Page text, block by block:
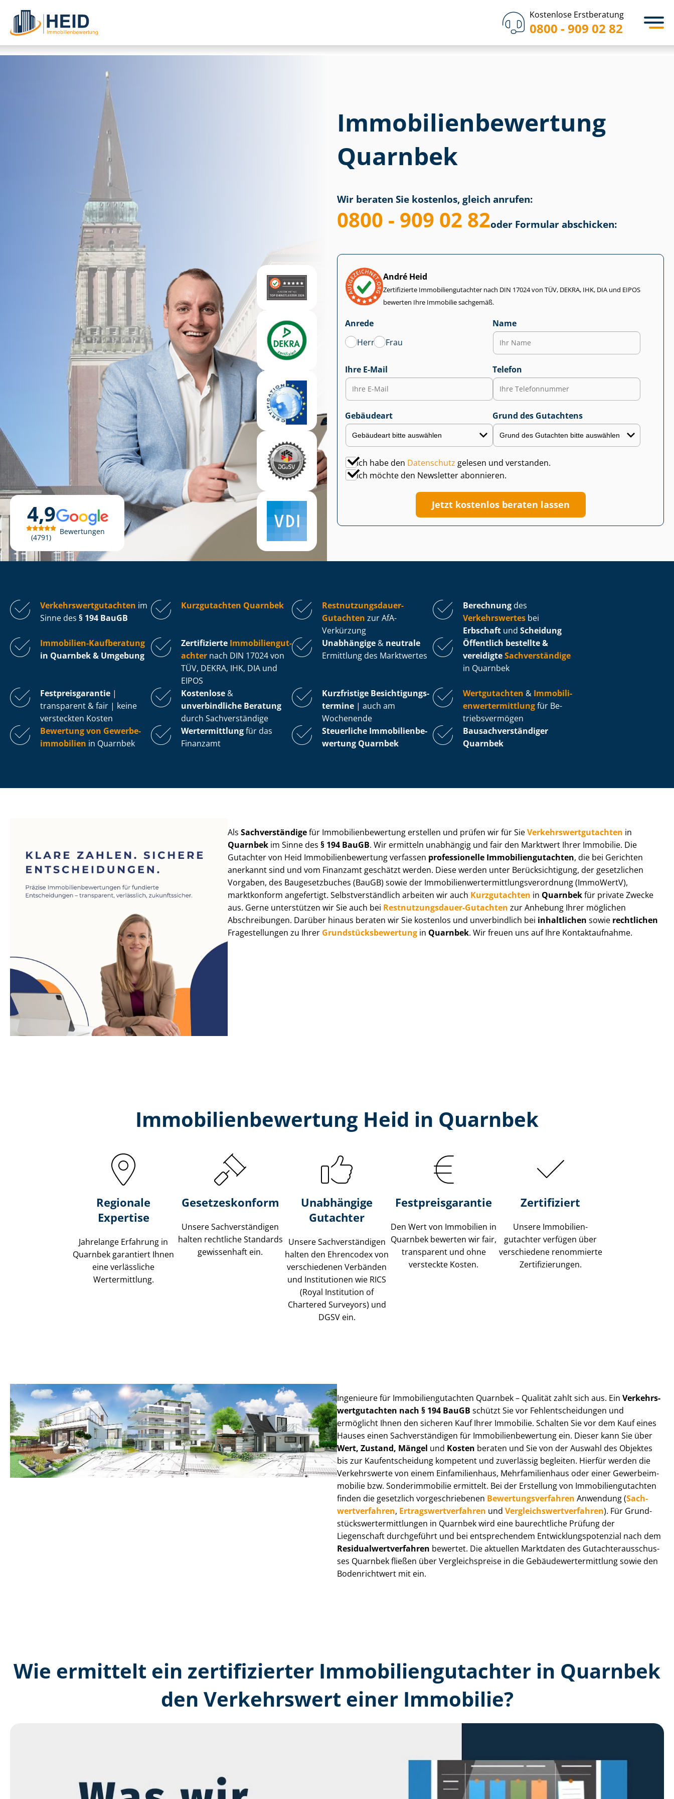
Kostenlose Erstberatung
0800 - 909 02 82
4,9
4791
Bewertungen
Immobilien­bewertung
Quarnbek
Wir beraten Sie kostenlos, gleich anrufen:
0800 - 909 02 82oder Formular abschicken:
André Heid
Zertifizierte Im­mo­bi­li­en­gut­ach­ter nach DIN 17024 von TÜV, DEKRA, IHK, DIA und EIPOS
bewerten Ihre Immobilie sachgemäß.
Anrede
Herr
Frau
Name
Ihre E-Mail Telefon
Gebäudeart Grund des Gutachtens
Ich habe den Datenschutz gelesen und verstanden.
Ich möchte den Newsletter abonnieren.
Jetzt kostenlos beraten lassen
Ver­kehrs­wert­gut­ach­ten im
Sinne des § 194 BauGB
Kurzgutachten Quarnbek
Rest­nut­zungs­dau­er-
Gutachten zur AfA-
Verkürzung
Berechnung des
Verkehrswertes bei
Erbschaft und Scheidung
Immobilien-Kaufberatung
in Quarnbek & Umgebung
Zertifizierte Im­mo­bi­li­en­gut­
ach­ter nach DIN 17024 von
TÜV, DEKRA, IHK, DIA und
EIPOS
Unabhängige & neutrale
Ermittlung des Marktwertes
Öffentlich bestellte &
vereidigteSachverständige
in Quarnbek
Fest­preis­ga­ran­tie |
transparent & fair | keine
versteckten Kosten
Kostenlose &
unverbindliche Beratung
durch Sachverständige
Kurzfristige Be­sich­ti­gungs­
ter­mi­ne | auch am
Wochenende
Wertgutachten & Im­mo­bi­li­
en­wert­ermitt­lungfür Be­
triebs­ver­mö­gen
Bewertung von Ge­wer­be­
im­mo­bi­li­en in Quarnbek
Wertermittlungfür das
Finanzamt
Steuerliche Im­mo­bi­li­en­be­
wer­tung Quarnbek
Bau­sach­ver­stän­di­ger
Quarnbek
AlsSachverständigefür Im­mo­bi­li­en­be­wer­tung erstellen und prüfen wir für SieVer­kehrs­wert­gut­ach­ten in
Quarnbek im Sinne des§ 194 BauGB. Wir ermitteln unabhängig und fair den Marktwert Ihrer Immobilie. Die
Gutachter von Heid Im­mo­bi­li­en­be­wer­tung verfassen professionelle Im­mo­bi­li­en­gut­ach­ten, die bei Gerichten
anerkannt sind und vom Finanzamt geschätzt werden. Diese werden unter Be­rück­sich­ti­gung, der gesetzlichen
Vorgaben, des Baugesetzbuches (BauGB) sowie der Im­mo­bi­li­en­wert­ermitt­lungs­ver­ord­nung (ImmoWertV),
marktkonform angefertigt. Selbst­ver­ständ­lich arbeiten wir auch Kurzgutachten in Quarnbekfür private Zwecke
aus. Gerne unterstützen wir Sie auch bei Rest­nut­zungs­dau­er-Gutachten zur Anhebung Ihrer möglichen
Abschreibungen. Darüber hinaus beraten wir Sie kostenlos und unverbindlich bei inhaltlichen sowie rechtlichen
Fragestellungen zu Ihrer Grund­stücks­be­wer­tung in Quarnbek. Wir freuen uns auf Ihre Kontaktaufnahme.
Immobilien­bewertung Heid in Quarnbek
Regionale
Expertise
Jahrelange Erfahrung in
Quarnbek garantiert Ihnen
eine verlässliche
Wertermittlung.
Gesetzes­konform
Unsere Sach­ver­stän­di­gen
halten rechtliche Standards
gewissenhaft ein.
Unabhängige
Gutachter
Unsere Sach­ver­stän­di­gen
halten den Ehrencodex von
verschiedenen Verbänden
und Institutionen wie RICS
(Royal Institution of
Chartered Surveyors) und
DGSV ein.
Festpreis​garantie
Den Wert von Immobilien in
Quarnbek bewerten wir fair,
transparent und ohne
versteckte Kosten.
Zertifiziert
Unsere Immobilien­
gutachter verfügen über
verschiedene renommierte
Zer­ti­fi­zie­run­gen.
Ingenieure für Im­mo­bi­li­en­gut­ach­ten Quarnbek – Qualität zahlt sich aus. Ein Ver­kehrs­
wert­gut­ach­ten nach § 194 BauGB schützt Sie vor Fehl­ent­schei­dun­gen und
ermöglicht Ihnen den sicheren Kauf Ihrer Immobilie. Schalten Sie vor dem Kauf eines
Hauses einen Sach­ver­stän­di­gen für Im­mo­bi­li­en­be­wer­tung ein. Dieser kann Sie über
Wert, Zustand, Mängel und Kosten beraten und Sie von der Auswahl des Objektes
bis zur Kauf­ent­schei­dung kompetent und zuverlässig begleiten. Hierfür werden die
Verkehrswerte von einem Einfamilienhaus, Mehr­fa­mi­li­en­haus oder einer Ge­wer­be­im­
mo­bi­lie bzw. Sonderimmobilie ermittelt. Bei der Erstellung von Im­mo­bi­li­en­gut­ach­ten
finden die gesetzlich vor­ge­schrie­be­nen Be­wer­tungs­ver­fah­ren Anwendung (Sach­
wert­ver­fah­ren, Er­trags­wert­ver­fah­ren und Ver­gleichs­wert­ver­fah­ren). Für Grund­
stücks­wert­ermitt­lun­gen in Quarnbek wird eine baurechtliche Prüfung der
Liegenschaft durchgeführt und bei entsprechendem Ent­wick­lungs­po­ten­zi­al nach dem
Re­si­du­al­wert­ver­fah­ren bewertet. Die aktuellen Marktdaten des Gut­ach­ter­aus­schus­
ses Quarnbek fließen über Ver­gleichs­prei­se in die Ge­bäu­de­wert­ermitt­lung sowie den
Bodenrichtwert mit ein.
Wie ermittelt ein zertifizierter Immobilien­gutachter in Quarnbek
den Verkehrswert einer Immobilie?